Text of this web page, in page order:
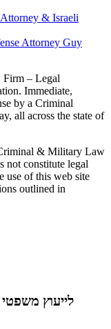
& Israeli
Attorney Guy
– Legal
Immediate,
by a Criminal
all across the state of
& Military Law
not constitute legal
use of this web site
outlined in
לייעוץ